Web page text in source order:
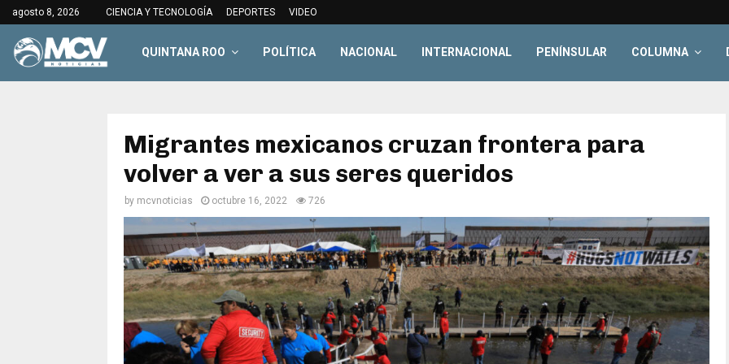
agosto 8, 2026 CIENCIA Y TECNOLOGÍA DEPORTES VIDEO
QUINTANA ROO POLÍTICA NACIONAL INTERNACIONAL PENÍNSULAR COLUMNA
Migrantes mexicanos cruzan frontera para
volver a ver a sus seres queridos
by mcvnoticias octubre 16, 2022 726